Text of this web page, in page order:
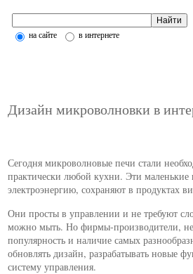
на сайте в интернете
Дизайн микроволновки в
Сегодня микроволновые печи стали
практически любой кухни. Эти маленькие
электроэнергию, сохраняют в продуктах
Они просты в управлении и не требуют
можно мыть. Но фирмы-производители,
популярность и наличие самых
обновлять дизайн, разрабатывать новые
систему управления.